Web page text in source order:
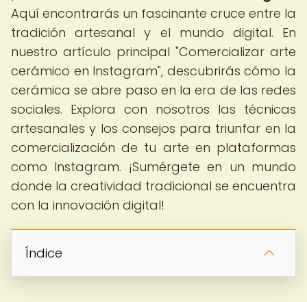
Aquí encontrarás un fascinante cruce entre la
tradición artesanal y el mundo digital. En
nuestro artículo principal "Comercializar arte
cerámico en Instagram", descubrirás cómo la
cerámica se abre paso en la era de las redes
sociales. Explora con nosotros las técnicas
artesanales y los consejos para triunfar en la
comercialización de tu arte en plataformas
como Instagram. ¡Sumérgete en un mundo
donde la creatividad tradicional se encuentra
con la innovación digital!
Índice